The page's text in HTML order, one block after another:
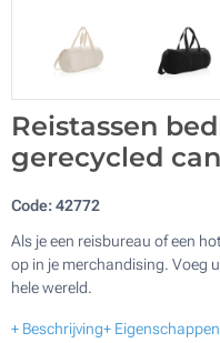
Reistassen
gerecycled
Code:42772
Als je een reisbureau of een
op in je merchandising. Voeg
hele wereld.
+ Beschrijving+ Eigenschappen